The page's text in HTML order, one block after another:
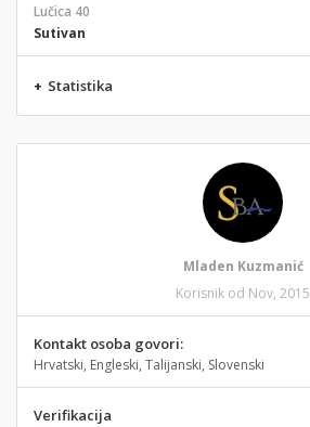
Lučica 40
Sutivan
+ Statistika
Mladen Kuzmanić
Korisnik od Nov, 2015
Kontakt osoba govori:
Hrvatski, Engleski, Talijanski, Slovenski
Verifikacija